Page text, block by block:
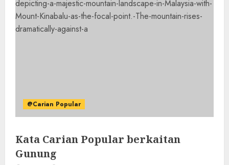
@Carian Popular
Kata Carian Popular berkaitan
Gunung